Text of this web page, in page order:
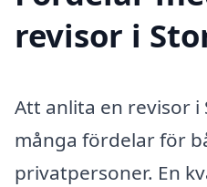
revisor i
Att anlita en revisor i
många fördelar för
privatpersoner. En